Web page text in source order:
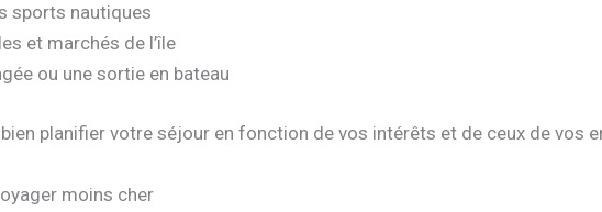
sports nautiques
et marchés de l’île
ou une sortie en bateau
planifier votre séjour en fonction de vos intérêts et de ceux de vos
moins cher